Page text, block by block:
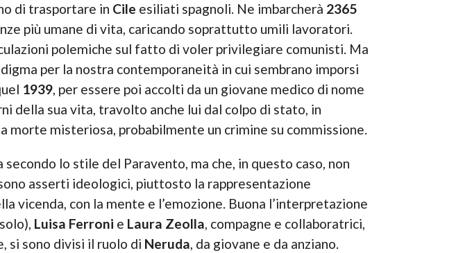
di trasportare in Cile esiliati spagnoli. Ne imbarcherà 2365
più umane di vita, caricando soprattutto umili lavoratori.
polemiche sul fatto di voler privilegiare comunisti. Ma
per la nostra contemporaneità in cui sembrano imporsi
1939, per essere poi accolti da un giovane medico di nome
della sua vita, travolto anche lui dal colpo di stato, in
morte misteriosa, probabilmente un crimine su commissione.
lo stile del Paravento, ma che, in questo caso, non
asserti ideologici, piuttosto la rappresentazione
con la mente e l’emozione. Buona l’interpretazione
Luisa Ferroni e Laura Zeolla, compagne e collaboratrici,
si sono divisi il ruolo di Neruda, da giovane e da anziano.